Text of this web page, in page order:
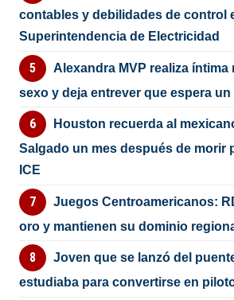
contables y debilidades de control
Superintendencia de Electricidad
Alexandra MVP realiza íntima
sexo y deja entrever que espera
Houston recuerda al
Salgado un mes después de morir
ICE
Juegos Centroamericanos:
oro y mantienen su dominio
Joven que se lanzó del
estudiaba para convertirse en